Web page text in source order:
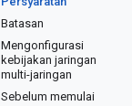
Batasan
Mengonfigurasi
kebijakan jaringan
multi-jaringan
Sebelum memulai